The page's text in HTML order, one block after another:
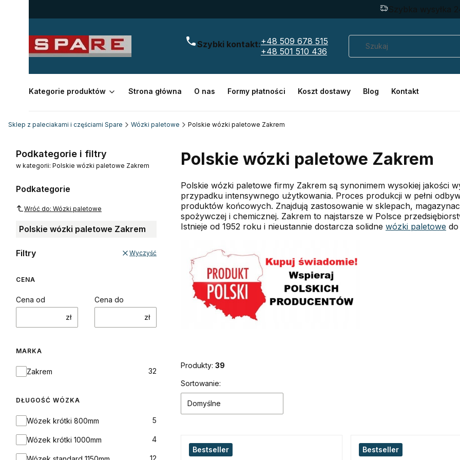
Szybka wysyłka
Szybki kontakt:+48 509 678 515
+48 501 510 436
Kategorie produktów Strona główna O nas Formy płatności Koszt dostawy Blog Kontakt
Sklep z paleciakami i częściami Spare Wózki paletowe Polskie wózki paletowe Zakrem
Polskie wózki paletowe Zakrem
Polskie wózki paletowe firmy Zakrem są synonimem wysokiej jakości
przypadku intensywnego użytkowania. Proces produkcji w pełni
produktów końcowych. Znajdują zastosowanie w sklepach,
spożywczej i chemicznej. Zakrem to najstarsze w Polsce
Istnieje od 1952 roku i nieustannie dostarcza solidne wózki paletowe
Produkty: 39
Lista produktów
Sortowanie:
Domyślne
Bestseller Bestseller
Podkategorie i filtry
w kategorii: Polskie wózki paletowe Zakrem
Podkategorie
Wróć do: Wózki paletowe
Polskie wózki paletowe Zakrem
Filtry Wyczyść
CENA
Cena od
zł
Cena do
zł
MARKA
Marka
Zakrem 32
DŁUGOŚĆ WÓZKA
Długość wózkaWózek krótki 800mm 5
Wózek krótki 1000mm 4
12